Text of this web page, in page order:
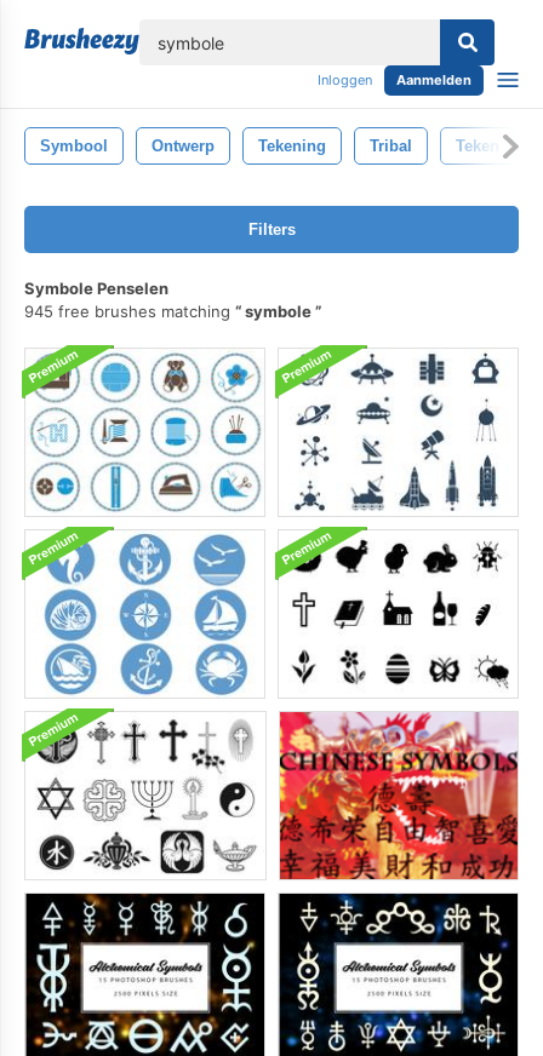
Inloggen Aanmelden
Symbool Ontwerp Tekening Tribal Teken
Filters
Symbole Penselen
945 free brushes matching
symbole